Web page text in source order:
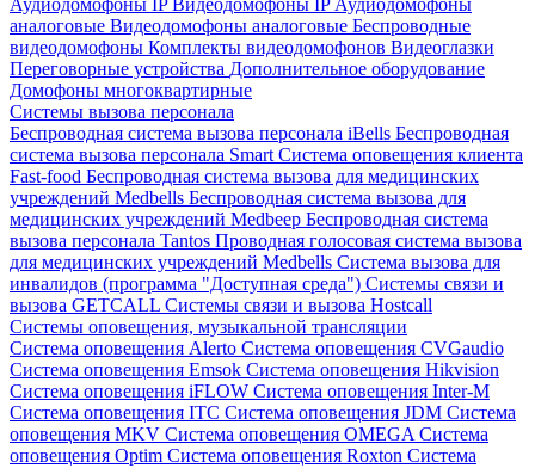
аналоговые Видеодомофоны аналоговые Беспроводные
видеодомофоны Комплекты видеодомофонов Видеоглазки
Переговорные устройства Дополнительное оборудование
Домофоны многоквартирные
Системы вызова персонала
Беспроводная система вызова персонала iBells Беспроводная
система вызова персонала Smart Система оповещения клиента
Fast-food Беспроводная система вызова для медицинских
учреждений Medbells Беспроводная система вызова для
медицинских учреждений Medbeep Беспроводная система
вызова персонала Tantos Проводная голосовая система вызова
для медицинских учреждений Medbells Система вызова для
инвалидов (программа "Доступная среда") Системы связи и
вызова GETCALL Системы связи и вызова Hostcall
Системы оповещения, музыкальной трансляции
Система оповещения Alerto Система оповещения CVGaudio
Система оповещения Emsok Система оповещения Hikvision
Система оповещения iFLOW Система оповещения Inter-M
Система оповещения ITC Система оповещения JDM Система
оповещения MKV Система оповещения OMEGA Система
оповещения Optim Система оповещения Roxton Система